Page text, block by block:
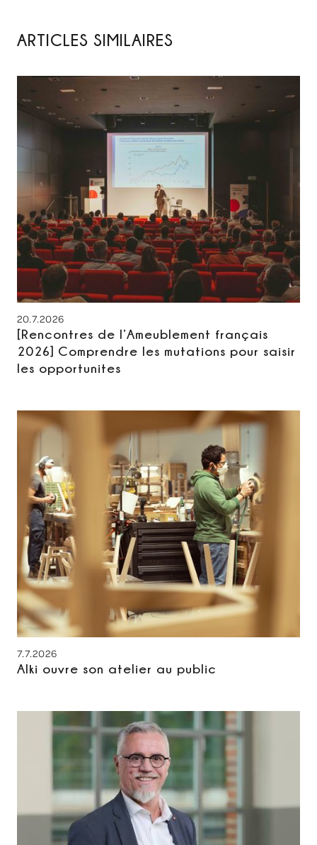
ARTICLES SIMILAIRES
20.7.2026
[Rencontres de l’Ameublement français
2026] Comprendre les mutations pour saisir
les opportunites
7.7.2026
Alki ouvre son atelier au public